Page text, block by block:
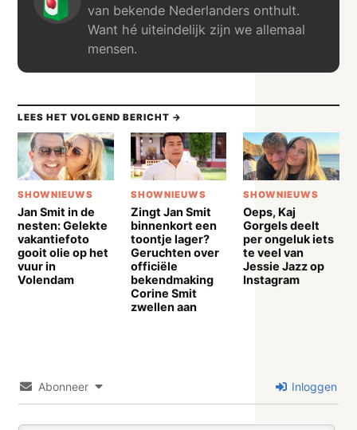
van bekende Nederlanders onthult.
Want hé uiteindelijk zijn we allemaal
mensen.
LEES HET VOLGEND BERICHT →
SHOWNIEUWS
Jan Smit in de
nesten: Gelekte
vakantiefoto
gooit olie op het
vuur in
Volendam
SHOWNIEUWS
Zingt Jan Smit
binnenkort een
toontje lager?
Geruchten over
officiële
bekendmaking
Corine Smit
zwellen aan
SHOWNIEUWS
Oeps, Kaj
Gorgels deelt
per ongeluk iets
te veel van
Jessie Jazz op
Instagram
Abonneer Inloggen